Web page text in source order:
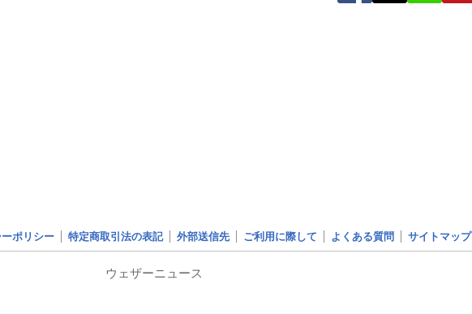
ポリシー 特定商取引法の表記 外部送信先 ご利用に際して よくある質問 サイトマップ
ウェザーニュース